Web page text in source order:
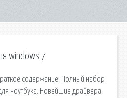
windows 7
содержание. Полный набор
ноутбука. Новейшие драйвера